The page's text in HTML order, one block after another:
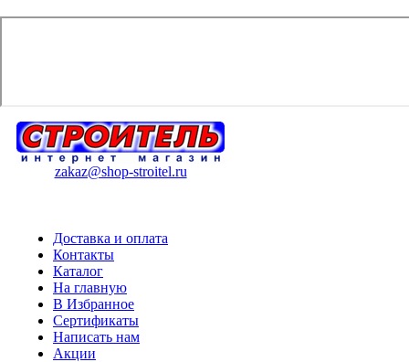
zakaz@shop-stroitel.ru
Доставка и оплата
Контакты
Каталог
На главную
В Избранное
Сертификаты
Написать нам
Акции